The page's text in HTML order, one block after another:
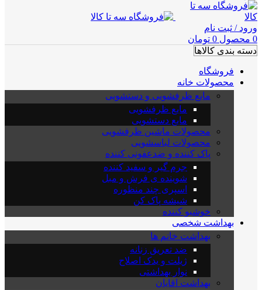
ورود / ثبت نام
0 محصول 0 تومان
دسته بندی کالاها
فروشگاه
محصولات خانه
مایع ظرفشویی و دستشویی
مایع ظرفشویی
مایع دستشویی
محصولات ماشین ظرفشویی
محصولات لباسشویی
پاک کننده و ضدعفونی کننده
جرم گیر و سفید کننده
شوینده ی فرش و مبل
اسپری چند منظوره
شیشه پاک کن
خوشبو کننده
بهداشت شخصی
بهداشت خانم ها
ضد تعریق زنانه
ژیلت و یدک اصلاح
نوار بهداشتی
بهداشت اقایان